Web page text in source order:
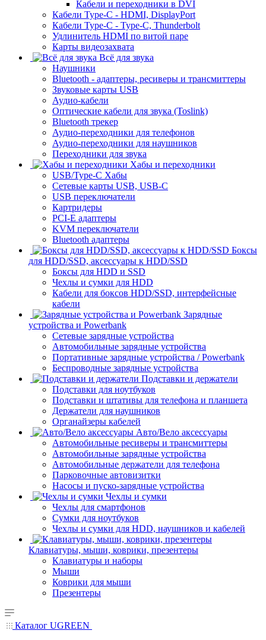
Кабели и переходники в DVI
Кабели Type-C - HDMI, DisplayPort
Кабели Type-C - Type-C, Thunderbolt
Удлинитель HDMI по витой паре
Карты видеозахвата
Всё для звука
Наушники
Bluetooth - адаптеры, ресиверы и трансмиттеры
Звуковые карты USB
Аудио-кабели
Оптические кабели для звука (Toslink)
Bluetooth трекер
Аудио-переходники для телефонов
Аудио-переходники для наушников
Переходники для звука
Хабы и переходники
USB/Type-C Хабы
Сетевые карты USB, USB-C
USB переключатели
Картридеры
PCI-E адаптеры
KVM переключатели
Bluetooth адаптеры
Боксы
для HDD/SSD, аксессуары к HDD/SSD
Боксы для HDD и SSD
Чехлы и сумки для HDD
Кабели для боксов HDD/SSD, интерфейсные
кабели
Зарядные
устройства и Powerbank
Сетевые зарядные устройства
Автомобильные зарядные устройства
Портативные зарядные устройства / Powerbank
Беспроводные зарядные устройства
Подставки и держатели
Подставки для ноутбуков
Подставки и штативы для телефона и планшета
Держатели для наушников
Органайзеры кабелей
Авто/Вело аксессуары
Автомобильные ресиверы и трансмиттеры
Автомобильные зарядные устройства
Автомобильные держатели для телефона
Парковочные автовизитки
Насосы и пуско-зарядные устройства
Чехлы и сумки
Чехлы для смартфонов
Сумки для ноутбуков
Чехлы и сумки для HDD, наушников и кабелей
Клавиатуры, мыши, коврики, презентеры
Клавиатуры и наборы
Мыши
Коврики для мыши
Презентеры
Каталог UGREEN